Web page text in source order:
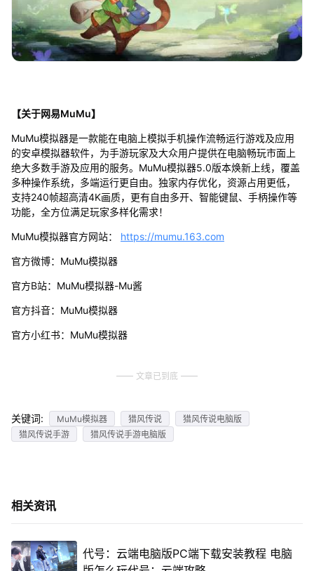
【关于网易MuMu】
MuMu模拟器是一款能在电脑上模拟手机操作流畅运行游戏及应用
的安卓模拟器软件，为手游玩家及大众用户提供在电脑畅玩市面上
绝大多数手游及应用的服务。MuMu模拟器5.0版本焕新上线，覆盖
多种操作系统，多端运行更自由。独家内存优化，资源占用更低，
支持240帧超高清4K画质，更有自由多开、智能键鼠、手柄操作等
功能，全方位满足玩家多样化需求！
MuMu模拟器官方网站： https://mumu.163.com
官方微博：MuMu模拟器
官方B站：MuMu模拟器-Mu酱
官方抖音：MuMu模拟器
官方小红书：MuMu模拟器
文章已到底
关键词: MuMu模拟器 猎风传说
猎风传说电脑版
猎风传说手游
猎风传说手游电脑版
相关资讯
代号：云端电脑版PC端下载安装教程 电脑